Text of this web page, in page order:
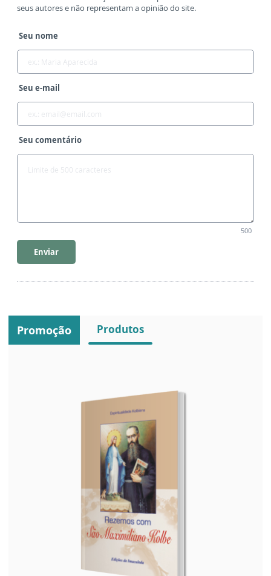
seus autores e não representam a opinião do site.
Seu nome
Seu e-mail
Seu comentário
500
Enviar
Promoção Produtos